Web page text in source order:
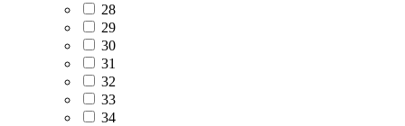
28
29
30
31
32
33
34